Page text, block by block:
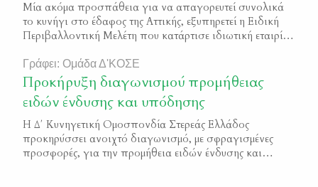
Μία ακόμα προσπάθεια για να απαγορευτεί συνολικά
το κυνήγι στο έδαφος της Αττικής, εξυπηρετεί η Ειδική
Περιβαλλοντική Μελέτη που κατάρτισε ιδιωτική εταιρία,
Ενότητα Αττικής. Αναπτύσσοντας μία προκλητική
μονομέρεια που ελάχιστα έχει να κάνει με την επιστήμη, η
«ανάδοχος» εταιρία προτείνει τεράστιες εδαφικές
απαγορεύσεις κυνηγίου στη Λαυρεωτική και στα Κύθηρα
[…]
Γράφει: Ομάδα Δ'ΚΟΣΕ
Προκήρυξη διαγωνισμού προμήθειας
ειδών ένδυσης και υπόδησης
Η Δ΄ Κυνηγετική Ομοσπονδία Στερεάς Ελλάδος
προκηρύσσει ανοιχτό διαγωνισμό, με σφραγισμένες
προσφορές, για την προμήθεια ειδών ένδυσης και